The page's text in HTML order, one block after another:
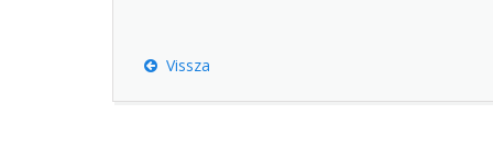
Vissza